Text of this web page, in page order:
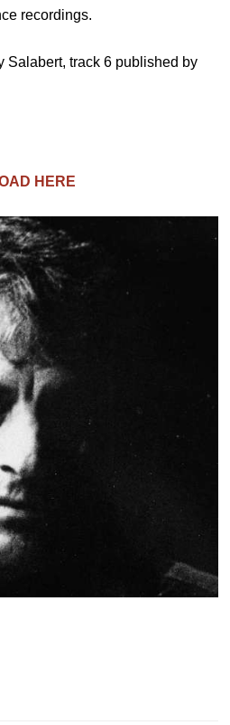
recordings.
Salabert, track 6 published by
HERE